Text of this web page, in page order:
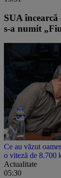
SUA
s-a numit
Ce au văzut
o viteză de 8.700
Actualitate
05:30